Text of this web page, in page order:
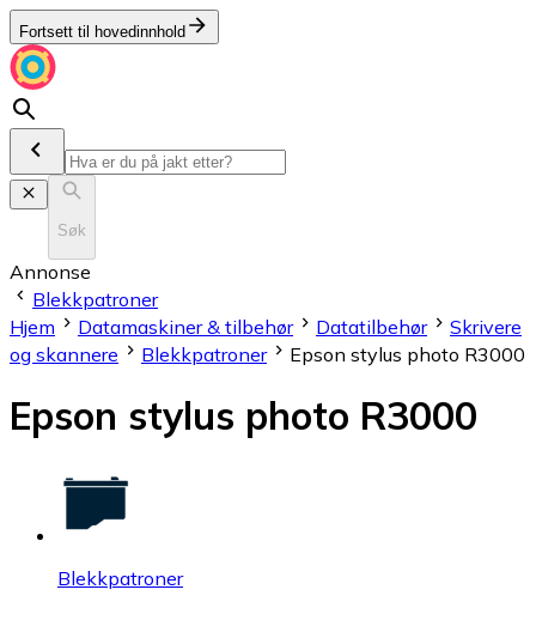
Fortsett til hovedinnhold
Søk
Annonse
Blekkpatroner
Hjem
Datamaskiner & tilbehør Datatilbehør
Skrivere
og skannere
Blekkpatroner Epson stylus photo R3000
Epson stylus photo R3000
Blekkpatroner